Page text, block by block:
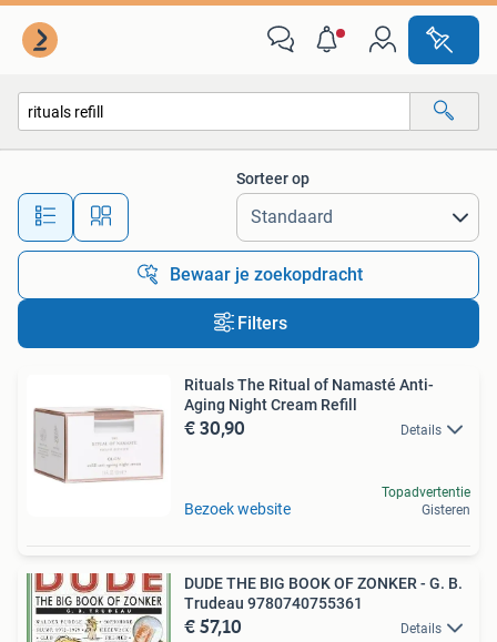
Alle afstanden…
Sorteer op
Bewaar je zoekopdracht
Filters
Rituals The Ritual of Namasté Anti-
Aging Night Cream Refill
€ 30,90 Details
Bezoek website
Topadvertentie
Gisteren
DUDE THE BIG BOOK OF ZONKER - G. B.
Trudeau 9780740755361
€ 57,10 Details